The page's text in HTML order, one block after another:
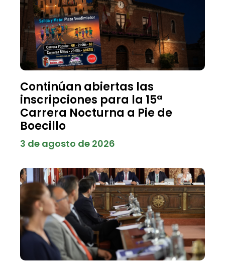
Continúan abiertas las
inscripciones para la 15ª
Carrera Nocturna a Pie de
Boecillo
3 de agosto de 2026